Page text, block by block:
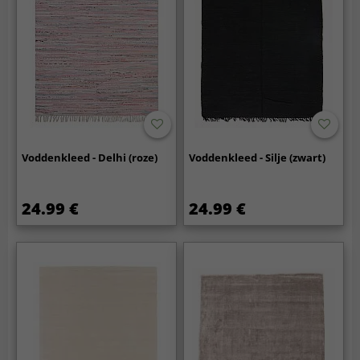
Voddenkleed - Delhi (roze)
24.99 €
Voddenkleed - Silje (zwart)
24.99 €